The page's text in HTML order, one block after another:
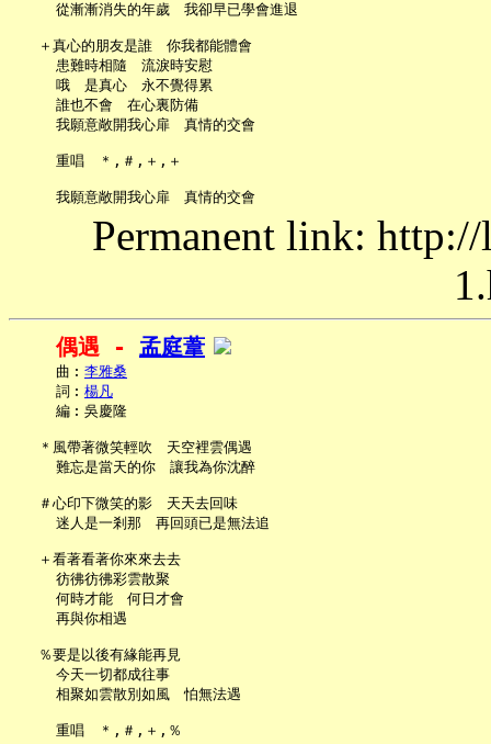
     從漸漸消失的年歲　我卻早已學會進退
   ＋真心的朋友是誰　你我都能體會
     患難時相隨　流淚時安慰
     哦　是真心　永不覺得累
     誰也不會　在心裏防備
     我願意敞開我心扉　真情的交會
     重唱　＊,＃,＋,＋
Permanent link:
偶遇 - 孟庭葦
     曲︰
李雅桑
     詞︰
楊凡
     編︰吳慶隆
   ＊風帶著微笑輕吹　天空裡雲偶遇
     難忘是當天的你　讓我為你沈醉
   ＃心印下微笑的影　天天去回味
     迷人是一剎那　再回頭已是無法追
   ＋看著看著你來來去去
     彷彿彷彿彩雲散聚
     何時才能　何日才會
     再與你相遇
   ％要是以後有緣能再見
     今天一切都成往事
     相聚如雲散別如風　怕無法遇